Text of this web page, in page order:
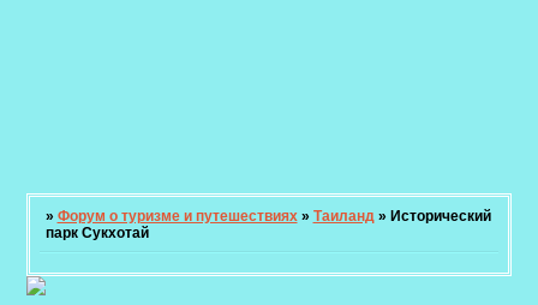
» Форум о туризме и путешествиях » Таиланд » Исторический
парк Сукхотай